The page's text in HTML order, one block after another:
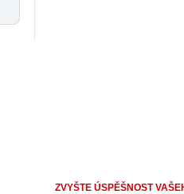
ZVYŠTE ÚSPĚŠNOST